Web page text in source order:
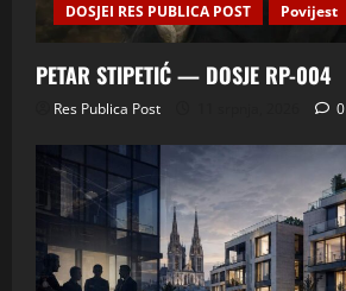
DOSJEI RES PUBLICA POST Povijest
PETAR STIPETIĆ — DOSJE RP-004
Res Publica Post 0